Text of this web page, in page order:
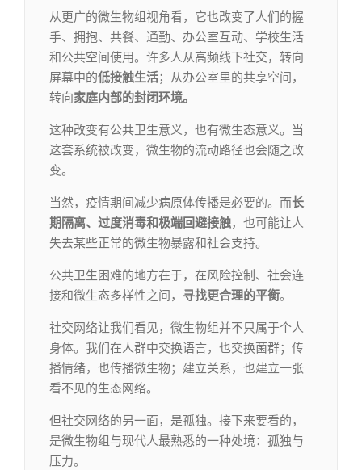
从更广的微生物组视角看，它也改变了人们的握
手、拥抱、共餐、通勤、办公室互动、学校生活
和公共空间使用。许多人从高频线下社交，转向
屏幕中的低接触生活；从办公室里的共享空间，
转向家庭内部的封闭环境。
这种改变有公共卫生意义，也有微生态意义。当
这套系统被改变，微生物的流动路径也会随之改
变。
当然，疫情期间减少病原体传播是必要的。而长
期隔离、过度消毒和极端回避接触，也可能让人
失去某些正常的微生物暴露和社会支持。
公共卫生困难的地方在于，在风险控制、社会连
接和微生态多样性之间， 寻找更合理的平衡。
社交网络让我们看见，微生物组并不只属于个人
身体。我们在人群中交换语言，也交换菌群；传
播情绪，也传播微生物；建立关系，也建立一张
看不见的生态网络。
但社交网络的另一面，是孤独。接下来要看的，
是微生物组与现代人最熟悉的一种处境：孤独与
压力。